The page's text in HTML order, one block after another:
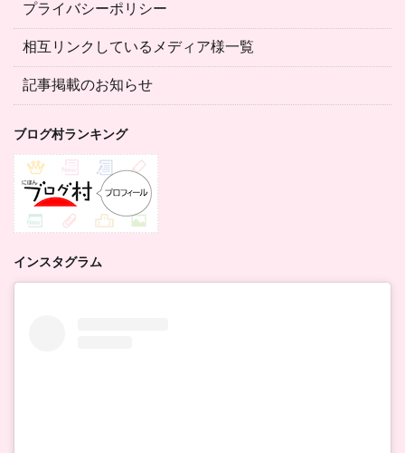
プライバシーポリシー
相互リンクしているメディア様一覧
記事掲載のお知らせ
ブログ村ランキング
インスタグラム